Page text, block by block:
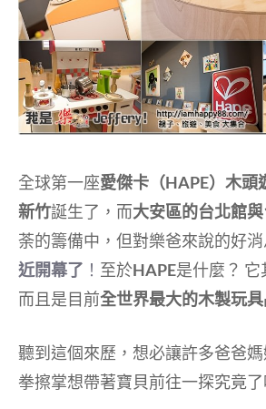
全球第一座愛傑卡（HAPE）木頭
新竹誕生了，而大安區的台北館
荼的籌備中，但對樂爸來說的好
近開幕了 ！ 至於HAPE是什麼？
而且是目前全世界最大的木製玩
聽到這個來歷，想必讓許多爸爸
拳擦掌想帶著寶貝前往一探究竟了